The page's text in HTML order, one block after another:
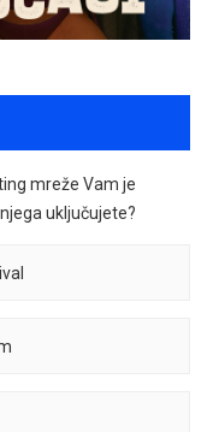
mreže Vam je
uključujete?